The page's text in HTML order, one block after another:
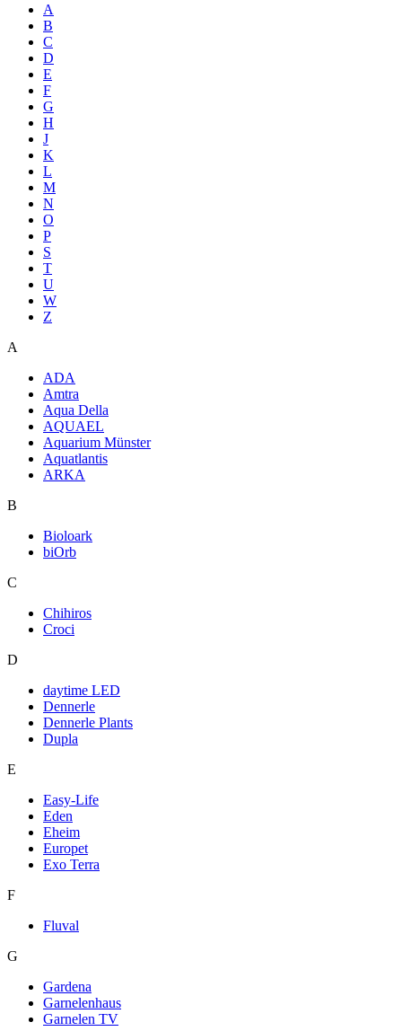
A
B
C
D
E
F
G
H
J
K
L
M
N
O
P
S
T
U
W
Z
A
ADA
Amtra
Aqua Della
AQUAEL
Aquarium Münster
Aquatlantis
ARKA
B
Bioloark
biOrb
C
Chihiros
Croci
D
daytime LED
Dennerle
Dennerle Plants
Dupla
E
Easy-Life
Eden
Eheim
Europet
Exo Terra
F
Fluval
G
Gardena
Garnelenhaus
Garnelen TV